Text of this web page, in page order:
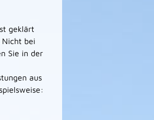
geklärt
Nicht bei
Sie in der
aus